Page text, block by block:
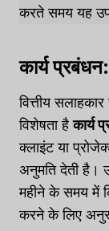
करते समय यह
कार्य
वित्तीय
विशेषता हैकार्य
क्लाइंट या
अनुमति देती है।
महीने के समय में
करने के लिए